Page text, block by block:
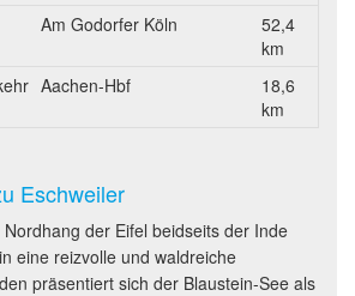
Am Godorfer Köln
52,4
km
Aachen-Hbf
18,6
km
Eschweiler
der Eifel beidseits der Inde
eine reizvolle und waldreiche
präsentiert sich der Blaustein-See als